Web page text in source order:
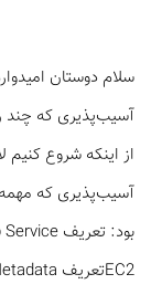
سلام دوستان
آسیب‌‌پذیری که چند
از اینکه شروع
آسیب‌پذیری که